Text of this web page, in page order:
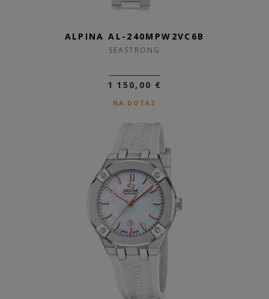
ALPINA AL-240MPW2VC6B
SEASTRONG
1 150,00 €
NA DOTAZ